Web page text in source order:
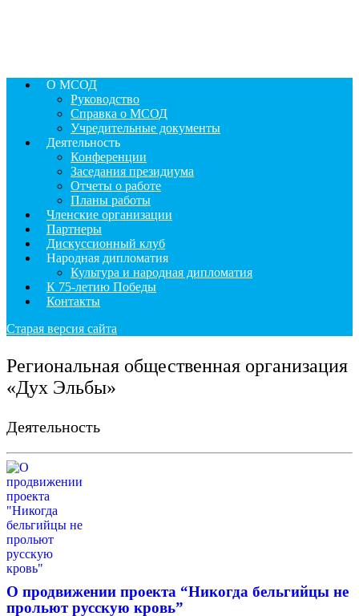
О МСОД
Руководство
Справка о МСОД
Учредительные документы
Деятельность
Конференции
Заседания президиума
Отчеты о работе
Планы работы
Членские организации
Партнеры
Дискуссионный клуб
Народная дипломатия
Культура и народная дипломатия
К 75-летию Победы
Контакты
Старая версия сайта
Региональная общественная организация
«Дух Эльбы»
Деятельность
О продвижении проекта “Никогда бельгийцы не
прольют русскую кровь”